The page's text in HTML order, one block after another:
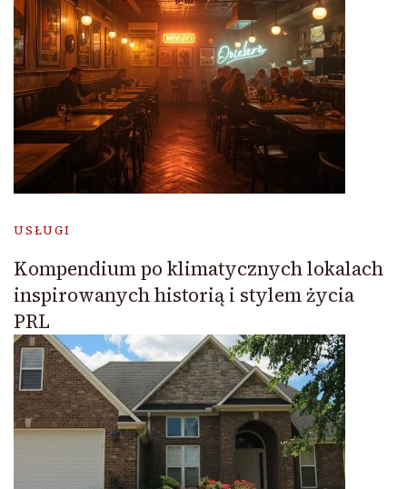
USŁUGI
Kompendium po klimatycznych lokalach
inspirowanych historią i stylem życia
PRL